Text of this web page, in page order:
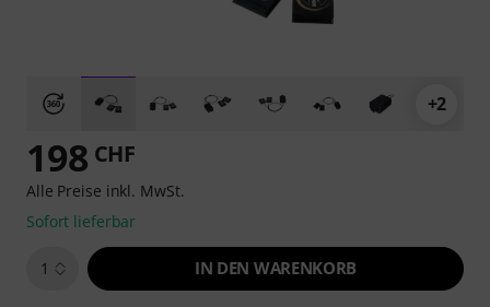
+2
198 CHF
Alle Preise inkl. MwSt.
Sofort lieferbar
1 IN DEN WARENKORB